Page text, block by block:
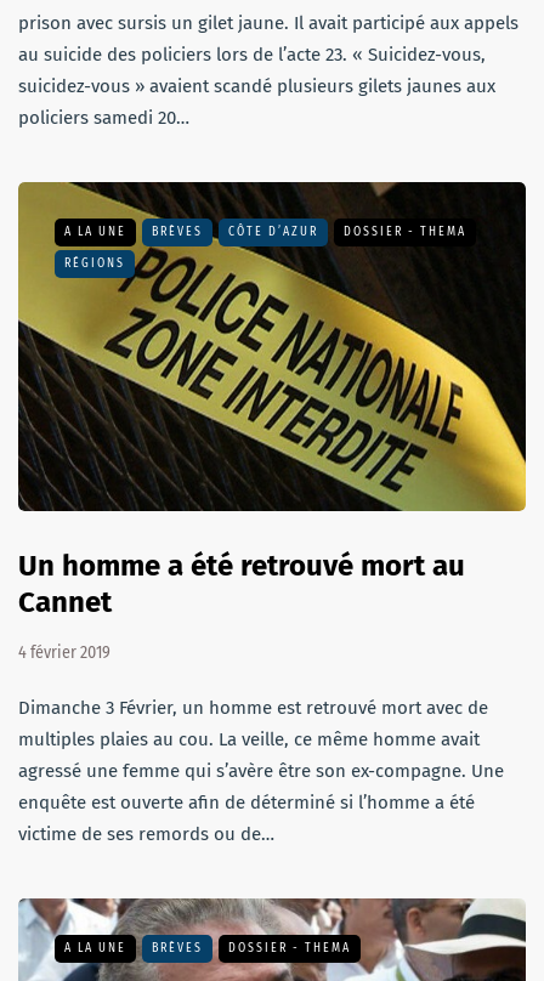
prison avec sursis un gilet jaune. Il avait participé aux appels
au suicide des policiers lors de l’acte 23. « Suicidez-vous,
suicidez-vous » avaient scandé plusieurs gilets jaunes aux
policiers samedi 20…
A LA UNE BRÈVES CÔTE D’AZUR DOSSIER - THEMA
RÉGIONS
Un homme a été retrouvé mort au
Cannet
4 février 2019
Dimanche 3 Février, un homme est retrouvé mort avec de
multiples plaies au cou. La veille, ce même homme avait
agressé une femme qui s’avère être son ex-compagne. Une
enquête est ouverte afin de déterminé si l’homme a été
victime de ses remords ou de…
A LA UNE BRÈVES DOSSIER - THEMA